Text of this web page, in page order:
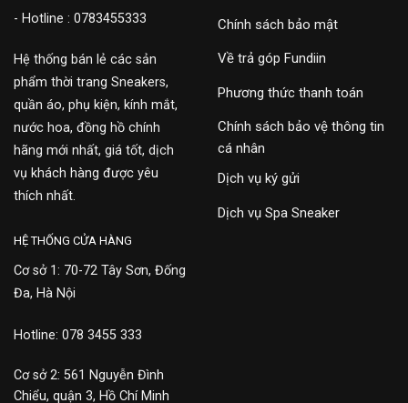
- Hotline : 0783455333
Hệ thống bán lẻ các sản
phẩm thời trang Sneakers,
quần áo, phụ kiện, kính mắt,
nước hoa, đồng hồ chính
hãng mới nhất, giá tốt, dịch
vụ khách hàng được yêu
thích nhất.
Chính sách bảo mật
Về trả góp Fundiin
Phương thức thanh toán
Chính sách bảo vệ thông tin
cá nhân
Dịch vụ ký gửi
Dịch vụ Spa Sneaker
HỆ THỐNG CỬA HÀNG
Cơ sở 1: 70-72 Tây Sơn, Đống
Đa, Hà Nội
Hotline: 078 3455 333
Cơ sở 2: 561 Nguyễn Đình
Chiểu, quận 3, Hồ Chí Minh